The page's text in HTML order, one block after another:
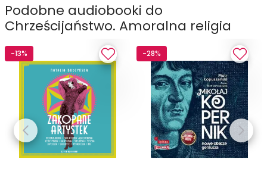
Podobne audiobooki do
Chrześcijaństwo. Amoralna religia
-13% -28%